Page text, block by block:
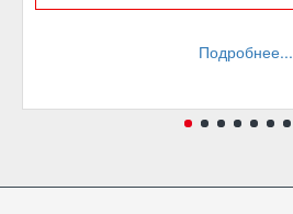
Подробнее...